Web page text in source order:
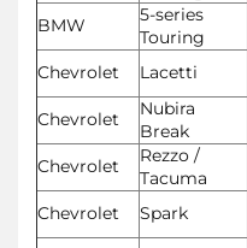
BMW
5-series
Touring
Chevrolet
Lacetti
Chevrolet
Nubira
Break
Chevrolet
Rezzo /
Tacuma
Chevrolet
Spark